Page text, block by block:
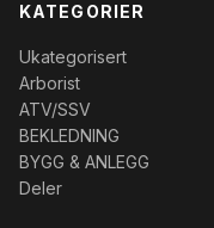
KATEGORIER
Ukategorisert
Arborist
ATV/SSV
BEKLEDNING
BYGG & ANLEGG
Deler